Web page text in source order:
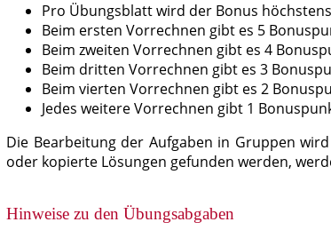
Pro Übungsblatt wird der Bonus
Beim ersten Vorrechnen gibt es 5
Beim zweiten Vorrechnen gibt es 4
Beim dritten Vorrechnen gibt es 3
Beim vierten Vorrechnen gibt es 2
Jedes weitere Vorrechnen gibt 1
Die Bearbeitung der Aufgaben in Gruppen
oder kopierte Lösungen gefunden werden,
Hinweise zu den Übungsabgaben